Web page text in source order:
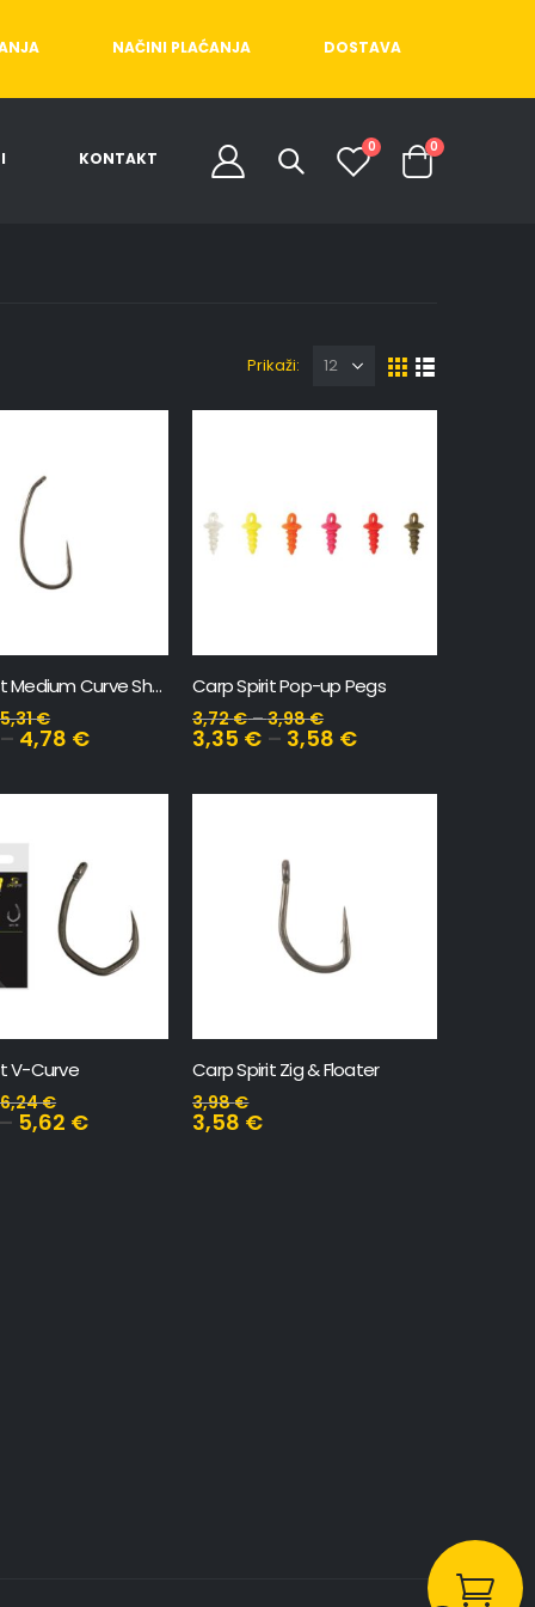
NAČINI PLAĆANJA DOSTAVA
KONTAKT
0 0
Prikaži:
Carp Spirit Medium Curve Shank
5,31€
4,78 €
Carp Spirit Pop-up Pegs
3,72€–3,98€
3,35 € – 3,58 €
V-Curve
6,24€
5,62 €
Carp Spirit Zig & Floater
3,98€
3,58 €